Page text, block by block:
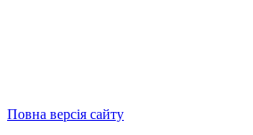
Повна версія сайту